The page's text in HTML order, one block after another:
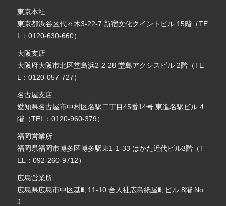
東京本社
東京都渋谷区代々木3-22-7 新宿文化クイントビル 15階（TE
L：0120-630-660）
大阪支店
大阪府大阪市北区堂島浜2-2-28 堂島アクシスビル 2階（TE
L：0120-057-727）
名古屋支店
愛知県名古屋市中村区名駅二丁目45番14号 東進名駅ビル 4
階（TEL：0120-960-379）
福岡営業所
福岡県福岡市博多区博多駅東1-1-33 はかた近代ビル3階（T
EL：092-260-9712）
広島営業所
広島県広島市中区基町11-10 合人社広島紙屋町ビル 8階 No.
J